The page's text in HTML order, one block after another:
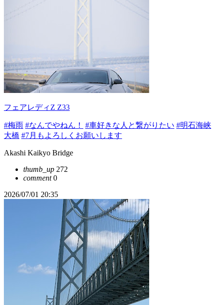
フェアレディZ Z33
#梅雨 #なんでやねん！ #車好きな人と繋がりたい #明石海峡
大橋 #7月もよろしくお願いします
Akashi Kaikyo Bridge
thumb_up 272
comment0
2026/07/01 20:35